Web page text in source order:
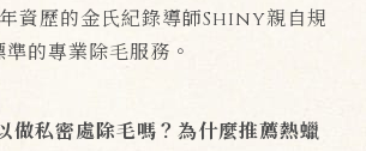
資歷的金氏紀錄導師Shiny親自規
的專業除毛服務。
做私密處除毛嗎？為什麼推薦熱蠟